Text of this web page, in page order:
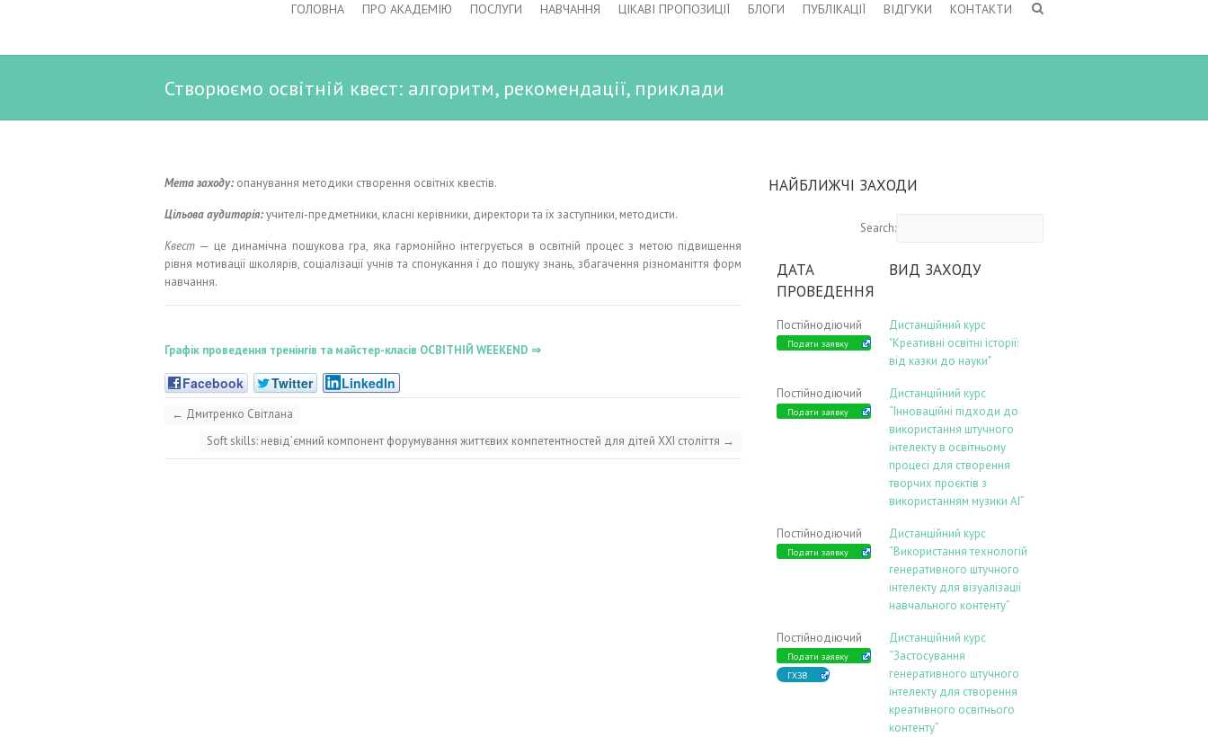
ГОЛОВНА ПРО АКАДЕМІЮ ПОСЛУГИ НАВЧАННЯ ЦІКАВІ ПРОПОЗИЦІЇ БЛОГИ ПУБЛІКАЦІЇ ВІДГУКИ КОНТАКТИ
Створюємо освітній квест: алгоритм, рекомендації, приклади
Мета заходу: опанування методики створення освітніх квестів.
Цільова аудиторія:учителі-предметники, класні керівники, директори та їх заступники, методисти.
Квест — це динамічна пошукова гра, яка гармонійно інтегрується в освітній процес з метою підвищення
рівня мотивації школярів, соціалізації учнів та спонукання ї до пошуку знань, збагачення різноманіття форм
навчання.
Графік проведення тренінгів та майстер-класів ОСВІТНІЙ WEEKEND ⇒
Facebook Twitter LinkedIn
← Дмитренко Світлана
Soft skills: невід’ємний компонент форумування життєвих компетентностей для дітей XXI століття →
НАЙБЛИЖЧІ ЗАХОДИ
Search:
ДАТА
ПРОВЕДЕННЯ
ВИД ЗАХОДУ
Постійнодіючий
Подати заявку
Дистанційний курс
"Креативні освітні історії:
від казки до науки"
Постійнодіючий
Подати заявку
Дистанційний курс
“Інноваційні підходи до
використання штучного
інтелекту в освітньому
процесі для створення
творчих проєктів з
використанням музики АІ”
Постійнодіючий
Подати заявку
Дистанційний курс
“Використання технологій
генеративного штучного
інтелекту для візуалізації
навчального контенту”
Постійнодіючий
Подати заявку
ГХЗВ
Дистанційний курс
“Застосування
генеративного штучного
інтелекту для створення
креативного освітнього
контенту”